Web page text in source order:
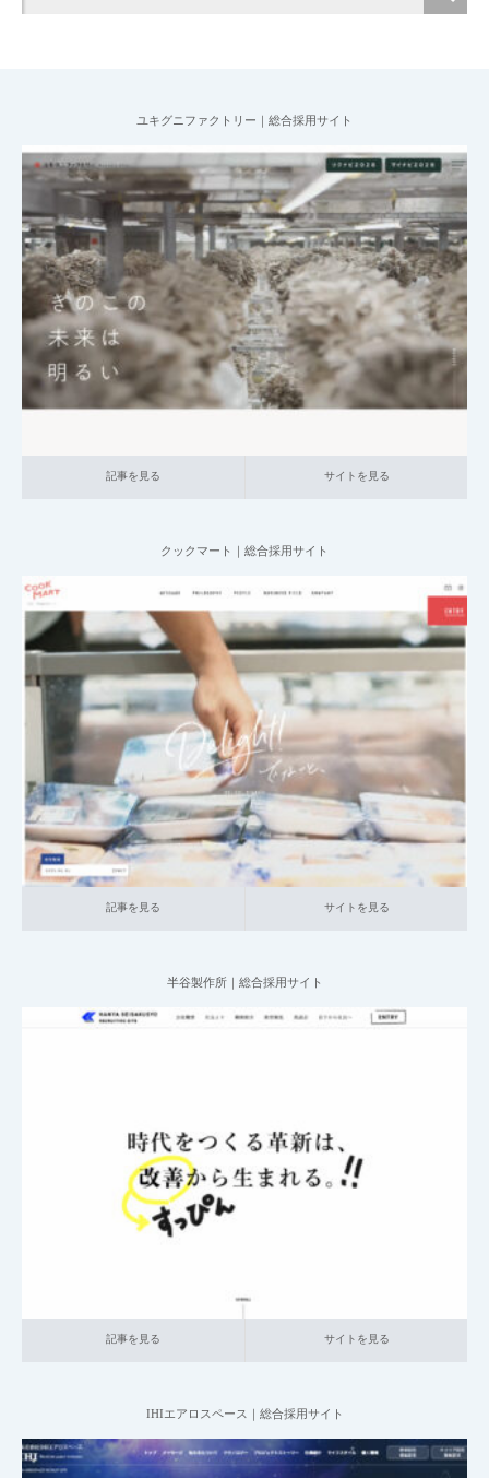
ユキグニファクトリー｜総合採用サイト
2025.07.09
004_総合採用サイト 014_食品 大企業の採用サイト 本社が地方の企
業
記事を見る サイトを見る
記事を見る サイトを見る
クックマート｜総合採用サイト
2025.07.09
004_総合採用サイト 023_小売・サービス関連 中小企業の採用サイト
本社が地方の企業
記事を見る サイトを見る
記事を見る サイトを見る
半谷製作所｜総合採用サイト
004_総合採用サイト 002_自動車関連 中小企業の採用サイト
地方の企業
記事を見る サイトを見る
記事を見る サイトを見る
IHIエアロスペース｜総合採用サイト